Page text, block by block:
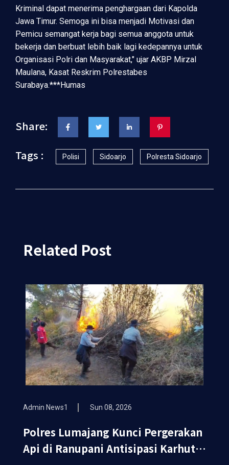
Kriminal dapat menerima penghargaan dari Kapolda
Jawa Timur. Semoga ini bisa menjadi Motivasi dan
Pemicu semangat kerja bagi semua anggota untuk
bekerja dan berbuat lebih baik lagi kedepannya untuk
Organisasi Polri dan Masyarakat," ujar AKBP Mirzal
Maulana, Kasat Reskrim Polrestabes
Surabaya.***Humas
Share:
Tags :
Polisi Sidoarjo Polresta Sidoarjo
Related Post
Admin News1 Sun 08, 2026
Polres Lumajang Kunci Pergerakan
Api di Ranupani Antisipasi Karhutla